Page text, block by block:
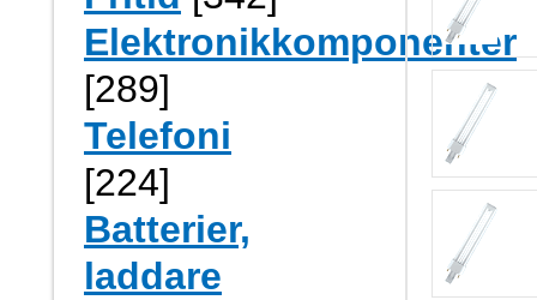
Elektronikkomponenter
[289]
Telefoni
[224]
Batterier,
laddare